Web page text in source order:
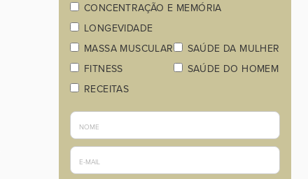
CONCENTRAÇÃO E MEMÓRIA
LONGEVIDADE
MASSA MUSCULAR
FITNESS
RECEITAS
SAÚDE DA MULHER
SAÚDE DO HOMEM